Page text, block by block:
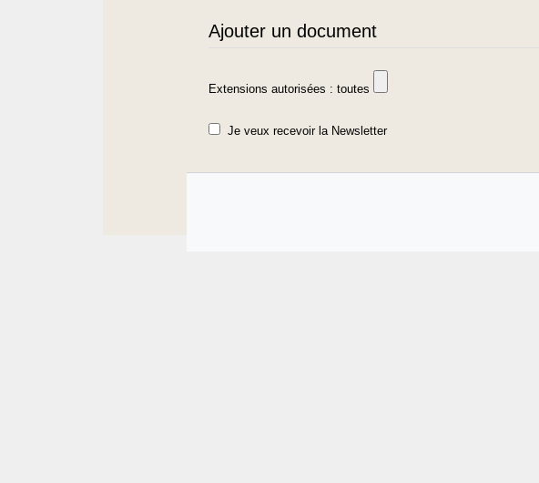
Ajouter un document
Extensions autorisées : toutes
Je veux recevoir la Newsletter